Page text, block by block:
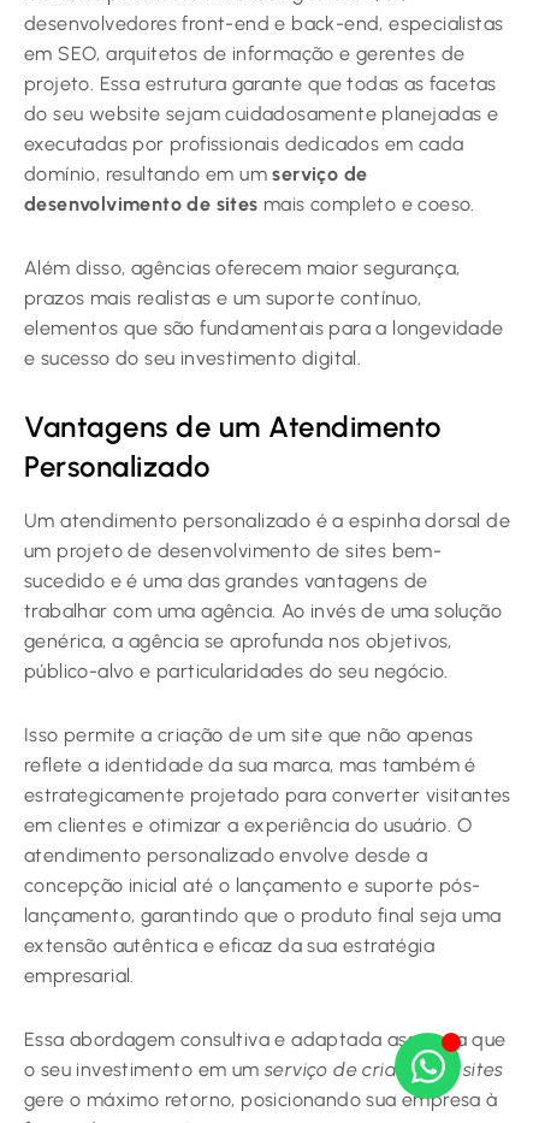
desenvolvedores front-end e back-end, especialistas
em SEO, arquitetos de informação e gerentes de
projeto. Essa estrutura garante que todas as facetas
do seu website sejam cuidadosamente planejadas e
executadas por profissionais dedicados em cada
domínio, resultando em umserviço de
desenvolvimento de sites mais completo e coeso.
Além disso, agências oferecem maior segurança,
prazos mais realistas e um suporte contínuo,
elementos que são fundamentais para a longevidade
e sucesso do seu investimento digital.
Vantagens de um Atendimento
Personalizado
Um atendimento personalizado é a espinha dorsal de
um projeto de desenvolvimento de sites bem-
sucedido e é uma das grandes vantagens de
trabalhar com uma agência. Ao invés de uma solução
genérica, a agência se aprofunda nos objetivos,
público-alvo e particularidades do seu negócio.
Isso permite a criação de um site que não apenas
reflete a identidade da sua marca, mas também é
estrategicamente projetado para converter visitantes
em clientes e otimizar a experiência do usuário. O
atendimento personalizado envolve desde a
concepção inicial até o lançamento e suporte pós-
lançamento, garantindo que o produto final seja uma
extensão autêntica e eficaz da sua estratégia
empresarial.
Essa abordagem consultiva e adaptada assegura que
o seu investimento em um serviço de criação de sites
gere o máximo retorno, posicionando sua empresa à